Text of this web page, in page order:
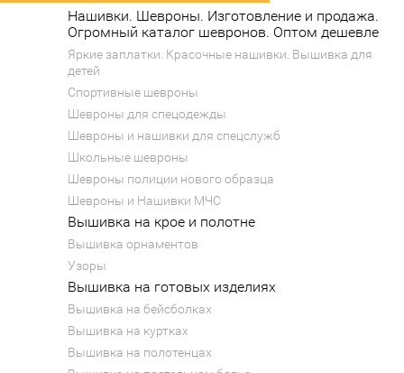
Нашивки. Шевроны. Изготовление и продажа.
Огромный каталог шевронов. Оптом дешевле
Яркие заплатки. Красочные нашивки. Вышивка для
детей
Спортивные шевроны
Шевроны для спецодежды
Шевроны и нашивки для спецслужб
Школьные шевроны
Шевроны полиции нового образца
Шевроны и Нашивки МЧС
Вышивка на крое и полотне
Вышивка орнаментов
Узоры
Вышивка на готовых изделиях
Вышивка на бейсболках
Вышивка на куртках
Вышивка на полотенцах